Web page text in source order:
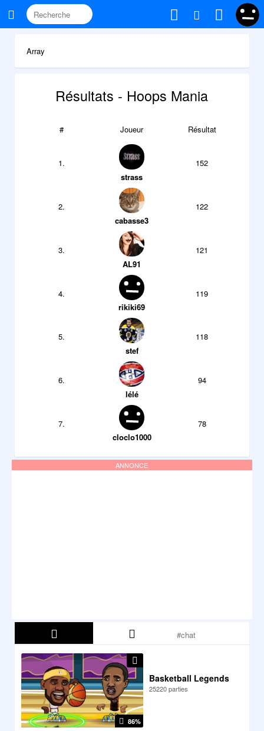
Array
Résultats - Hoops Mania
# Joueur Résultat
1.
strass
152
2.
cabasse3
122
3.
AL91
121
4.
rikiki69
119
5.
stef
118
6.
lélé
94
7.
cloclo1000
78
ANNONCE
86%
Basketball Legends
25220 parties